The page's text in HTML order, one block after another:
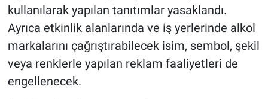
kullanılarak yapılan tanıtımlar yasaklandı.
Ayrıca etkinlik alanlarında ve iş yerlerinde alkol
markalarını çağrıştırabilecek isim, sembol, şekil
veya renklerle yapılan reklam faaliyetleri de
engellenecek.